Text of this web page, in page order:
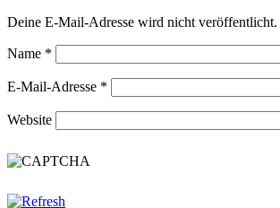
Deine E-Mail-Adresse wird nicht veröffentlicht.
Name *
E-Mail-Adresse *
Website